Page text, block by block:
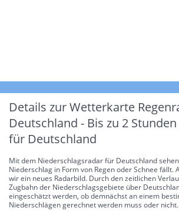
Details zur Wetterkarte
Deutschland - Bis zu 2
für Deutschland
Mit dem Niederschlagsradar für Deutschland
Niederschlag in Form von Regen oder Schnee fällt.
wir ein neues Radarbild. Durch den zeitlichen
Zugbahn der Niederschlagsgebiete über
eingeschätzt werden, ob demnächst an einem
Niederschlägen gerechnet werden muss oder nicht.